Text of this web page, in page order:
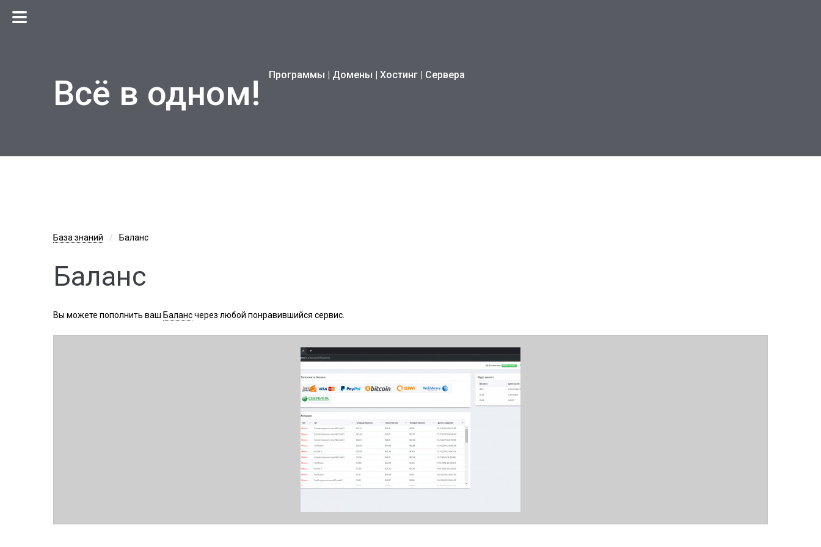
Всё в одном! Программы | Домены | Хостинг | Сервера
База знаний Баланс
Баланс
Вы можете пополнить ваш Балансчерез любой понравившийся сервис.